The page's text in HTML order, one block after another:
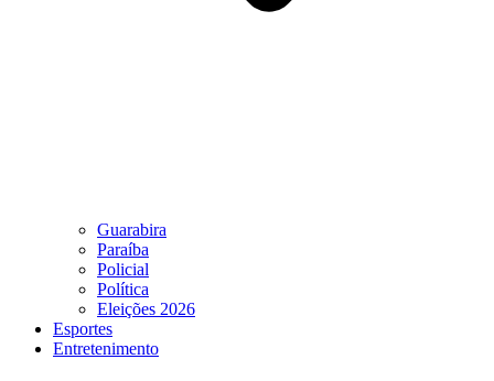
Guarabira
Paraíba
Policial
Política
Eleições 2026
Esportes
Entretenimento